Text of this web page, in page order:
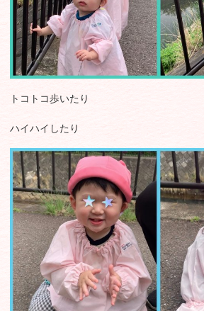
トコトコ歩いたり
ハイハイしたり